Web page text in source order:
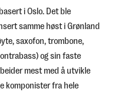
i Oslo. Det ble
samme høst i Grønland
saxofon, trombone,
og sin faste
mest med å utvikle
komponister fra hele